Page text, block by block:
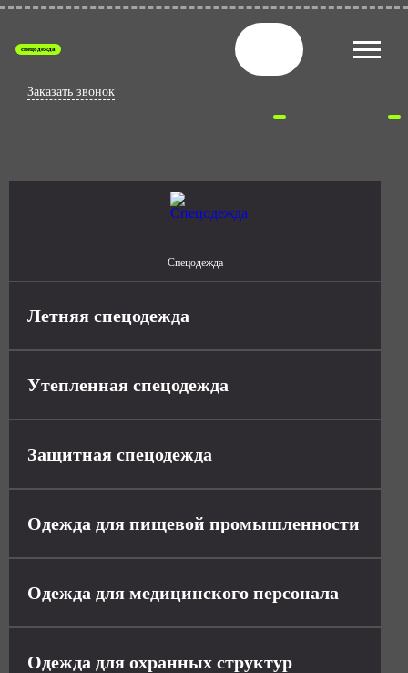
спецодежда
Заказать звонок
Спецодежда
Летняя спецодежда
Утепленная спецодежда
Защитная спецодежда
Одежда для пищевой промышленности
Одежда для медицинского персонала
Одежда для охранных структур